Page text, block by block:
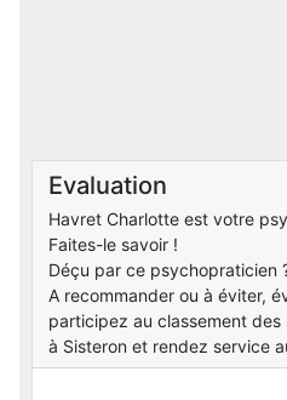
Evaluation
Havret Charlotte est votre
Faites-le savoir !
Déçu par ce psychopraticien
A recommander ou à éviter,
participez au classement
à Sisteron et rendez service